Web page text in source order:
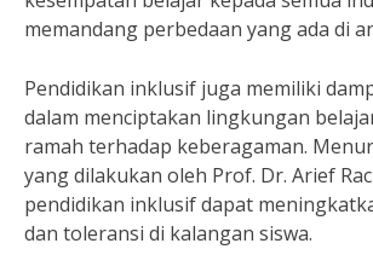
memandang perbedaan yang ada di
Pendidikan inklusif juga memiliki
dalam menciptakan lingkungan
ramah terhadap keberagaman.
yang dilakukan oleh Prof. Dr. Arief
pendidikan inklusif dapat
dan toleransi di kalangan siswa.